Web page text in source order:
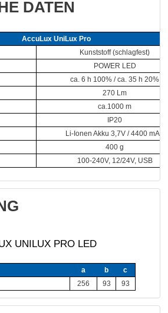
DATEN
AccuLux UniLux Pro
Kunststoff (schlagfest)
POWER LED
ca. 6 h 100% / ca. 35 h 20%
270 Lm
ca.1000 m
IP20
Li-Ionen Akku 3,7V / 4400 mAh
400 g
100-240V, 12/24V, USB
a b
c
256 93 93